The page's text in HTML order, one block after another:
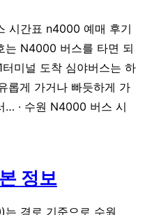
시간표 n4000 예매 후기
는 N4000 버스를 타면 되
미널 도착 심야버스는 하
롭게 가거나 빠듯하게 가
… · 수원 N4000 버스 시
정보
경로 기준으로 수원